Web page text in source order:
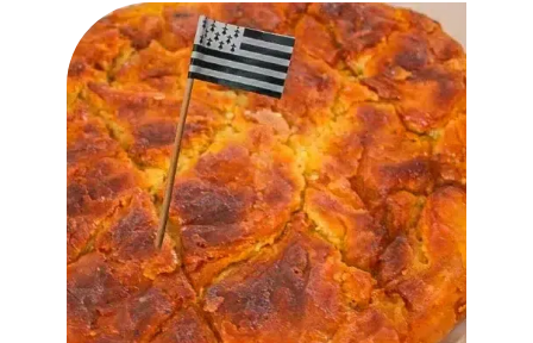
Enfin, de nombreux restaurants vous
ouvrent leurs tables et vous invitent à
savourer la cuisine haute en couleurs de la
Bretagne, à commencer par les fruits de
mer, les poissons, sans oublier les
incontournables crêpes ou galettes.
Avant de reprendre la route pour Saint-Pol-
de-Léon et de retrouver votre bungalow au
camping Ar Kleguer, vous laisserez-vous
tenter par une complète au sarrasin ou une